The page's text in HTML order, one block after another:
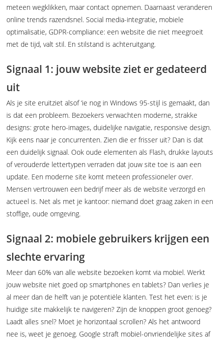
meteen wegklikken, maar contact opnemen. Daarnaast veranderen
online trends razendsnel. Social media-integratie, mobiele
optimalisatie, GDPR-compliance: een website die niet meegroeit
met de tijd, valt stil. En stilstand is achteruitgang.
Signaal 1: jouw website ziet er gedateerd
uit
Als je site eruitziet alsof ‘ie nog in Windows 95-stijl is gemaakt, dan
is dat een probleem. Bezoekers verwachten moderne, strakke
designs: grote hero-images, duidelijke navigatie, responsive design.
Kijk eens naar je concurrenten. Zien die er frisser uit? Dan is dat
een duidelijk signaal. Ook oude elementen als Flash, drukke layouts
of verouderde lettertypen verraden dat jouw site toe is aan een
update. Een moderne site komt meteen professioneler over.
Mensen vertrouwen een bedrijf meer als de website verzorgd en
actueel is. Net als met je kantoor: niemand doet graag zaken in een
stoffige, oude omgeving.
Signaal 2: mobiele gebruikers krijgen een
slechte ervaring
Meer dan 60% van alle website bezoeken komt via mobiel. Werkt
jouw website niet goed op smartphones en tablets? Dan verlies je
al meer dan de helft van je potentiële klanten. Test het even: is je
huidige site makkelijk te navigeren? Zijn de knoppen groot genoeg?
Laadt alles snel? Moet je horizontaal scrollen? Als het antwoord
nee is, weet je genoeg. Google straft mobiel-onvriendelijke sites af